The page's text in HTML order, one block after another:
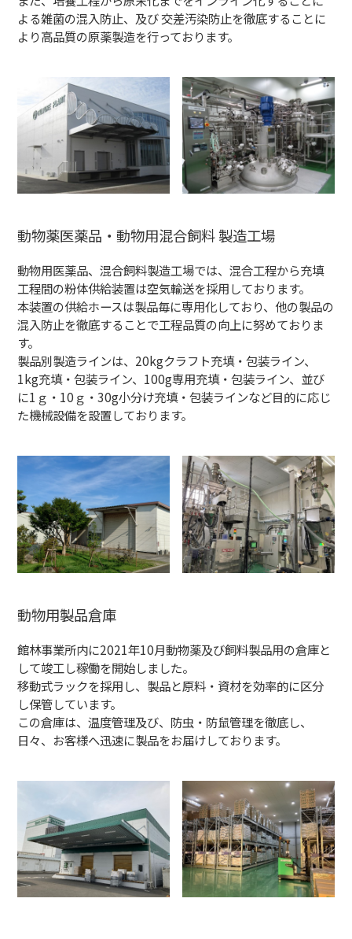
よる雑菌の混入防止、及び 交差汚染防止を徹底することに
より高品質の原薬製造を行っております。
動物薬医薬品・動物用混合飼料 製造工場
動物用医薬品、混合飼料製造工場では、混合工程から充填
工程間の粉体供給装置は空気輸送を採用しております。
本装置の供給ホースは製品毎に専用化しており、他の製品の
混入防止を徹底することで工程品質の向上に努めておりま
す。
製品別製造ラインは、20kgクラフト充填・包装ライン、
1kg充填・包装ライン、100g専用充填・包装ライン、並び
に1ｇ・10ｇ・30g小分け充填・包装ラインなど目的に応じ
た機械設備を設置しております。
動物用製品倉庫
館林事業所内に2021年10月動物薬及び飼料製品用の倉庫と
して竣工し稼働を開始しました。
移動式ラックを採用し、製品と原料・資材を効率的に区分
し保管しています。
この倉庫は、温度管理及び、防虫・防鼠管理を徹底し、
日々、お客様へ迅速に製品をお届けしております。